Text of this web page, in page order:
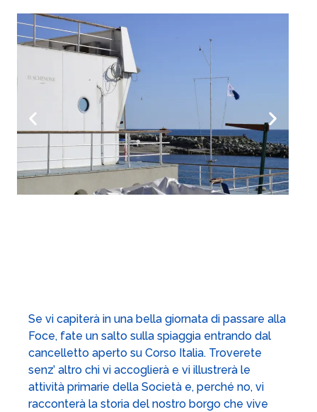
Se vi capiterà in una bella giornata di passare alla
Foce, fate un salto sulla spiaggia entrando dal
cancelletto aperto su Corso Italia. Troverete
senz’ altro chi vi accoglierà e vi illustrerà le
attività primarie della Società e, perché no, vi
racconterà la storia del nostro borgo che vive